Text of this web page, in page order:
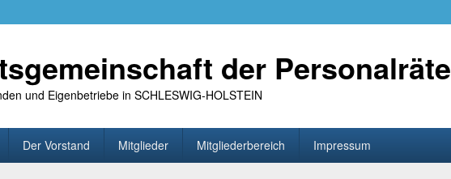
der Personalräte
und Eigenbetriebe in SCHLESWIG-HOLSTEIN
Der Vorstand Mitglieder Mitgliederbereich Impressum